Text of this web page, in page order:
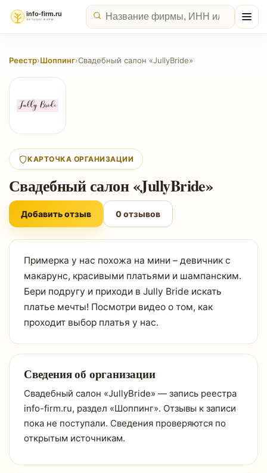
Реестр›Шоппинг›Свадебный салон «JullyBride»
КАРТОЧКА ОРГАНИЗАЦИИ
Свадебный салон «JullyBride»
Добавить отзыв 0 отзывов
Примерка у нас похожа на мини – девичник с
макарунс, красивыми платьями и шампанским.
Бери подругу и приходи в Jully Bride искать
платье мечты! Посмотри видео о том, как
проходит выбор платья у нас.
Сведения об организации
Свадебный салон «JullyBride» — запись реестра
info-firm.ru, раздел «Шоппинг». Отзывы к записи
пока не поступали. Сведения проверяются по
открытым источникам.